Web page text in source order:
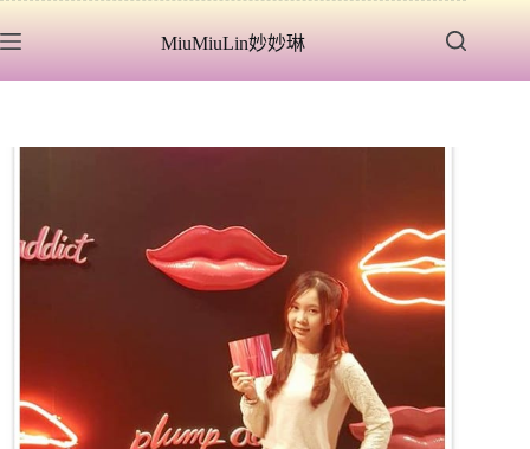
至
MiuMiuLin妙妙琳